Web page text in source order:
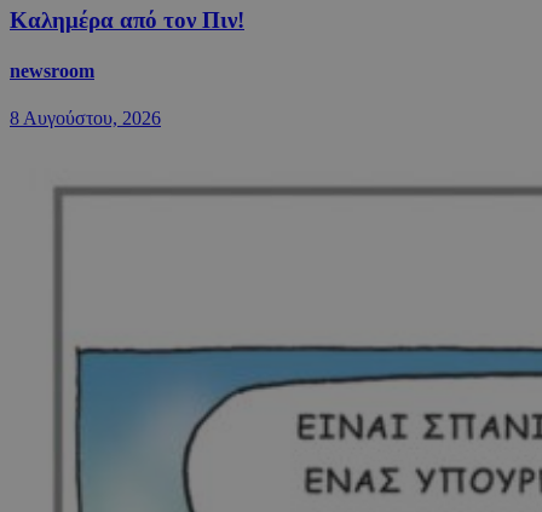
Καλημέρα από τον Πιν!
newsroom
8 Αυγούστου, 2026